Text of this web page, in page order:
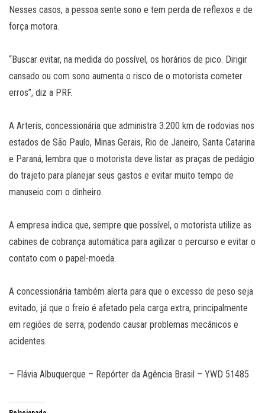
Nesses casos, a pessoa sente sono e tem perda de reflexos e de
força motora.
“Buscar evitar, na medida do possível, os horários de pico. Dirigir
cansado ou com sono aumenta o risco de o motorista cometer
erros”, diz a PRF.
A Arteris, concessionária que administra 3.200 km de rodovias nos
estados de São Paulo, Minas Gerais, Rio de Janeiro, Santa Catarina
e Paraná, lembra que o motorista deve listar as praças de pedágio
do trajeto para planejar seus gastos e evitar muito tempo de
manuseio com o dinheiro.
A empresa indica que, sempre que possível, o motorista utilize as
cabines de cobrança automática para agilizar o percurso e evitar o
contato com o papel-moeda.
A concessionária também alerta para que o excesso de peso seja
evitado, já que o freio é afetado pela carga extra, principalmente
em regiões de serra, podendo causar problemas mecânicos e
acidentes.
– Flávia Albuquerque – Repórter da Agência Brasil – YWD 51485